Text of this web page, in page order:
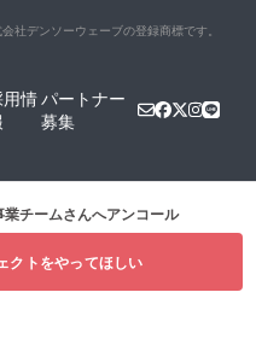
社デンソーウェーブの登録商標です。
情パートナー
募集
チームさんへアンコール
クトをやってほしい